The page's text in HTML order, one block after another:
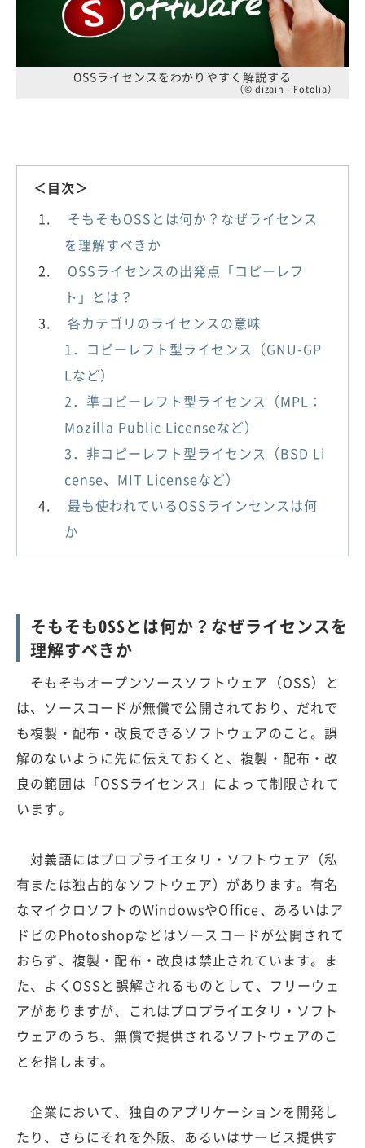
OSSライセンスをわかりやすく解説する
（© dizain - Fotolia）
＜目次＞
そもそもOSSとは何か？なぜライセンス
を理解すべきか
OSSライセンスの出発点「コピーレフ
ト」とは？
各カテゴリのライセンスの意味
1．コピーレフト型ライセンス（GNU-GP
Lなど）
2．準コピーレフト型ライセンス（MPL：
Mozilla Public Licenseなど）
3．非コピーレフト型ライセンス（BSD Li
cense、MIT Licenseなど）
最も使われているOSSラインセンスは何
か
そもそもOSSとは何か？なぜライセンスを
理解すべきか
そもそもオープンソースソフトウェア（OSS）と
は、ソースコードが無償で公開されており、だれで
も複製・配布・改良できるソフトウェアのこと。誤
解のないように先に伝えておくと、複製・配布・改
良の範囲は「OSSライセンス」によって制限されて
います。
対義語にはプロプライエタリ・ソフトウェア（私
有または独占的なソフトウェア）があります。有名
なマイクロソフトのWindowsやOffice、あるいはア
ドビのPhotoshopなどはソースコードが公開されて
おらず、複製・配布・改良は禁止されています。ま
た、よくOSSと誤解されるものとして、フリーウェ
アがありますが、これはプロプライエタリ・ソフト
ウェアのうち、無償で提供されるソフトウェアのこ
とを指します。
企業において、独自のアプリケーションを開発し
たり、さらにそれを外販、あるいはサービス提供す